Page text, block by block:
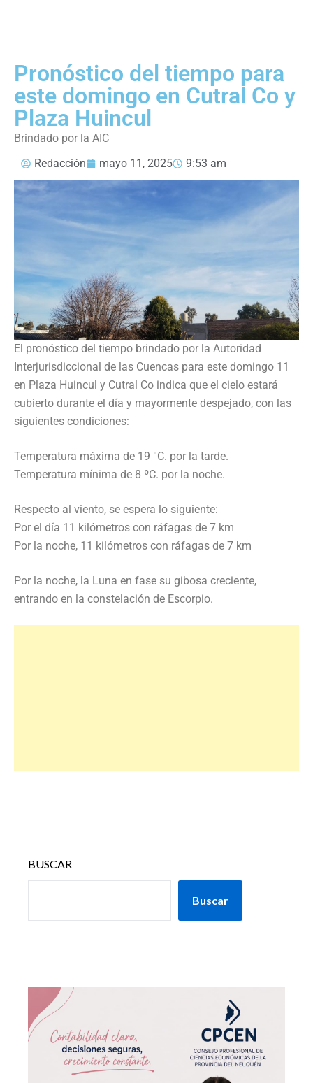
Pronóstico del tiempo para
este domingo en Cutral Co y
Plaza Huincul
Brindado por la AIC
Redacción
mayo 11, 2025 9:53 am
El pronóstico del tiempo brindado por la Autoridad
Interjurisdiccional de las Cuencas para este domingo 11
en Plaza Huincul y Cutral Co indica que el cielo estará
cubierto durante el día y mayormente despejado, con las
siguientes condiciones:
Temperatura máxima de 19 °C. por la tarde.
Temperatura mínima de 8 ºC. por la noche.
Respecto al viento, se espera lo siguiente:
Por el día 11 kilómetros con ráfagas de 7 km
Por la noche, 11 kilómetros con ráfagas de 7 km
Por la noche, la Luna en fase su gibosa creciente,
entrando en la constelación de Escorpio.
BUSCAR
Buscar